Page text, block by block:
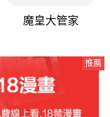
魔皇大管家
推薦